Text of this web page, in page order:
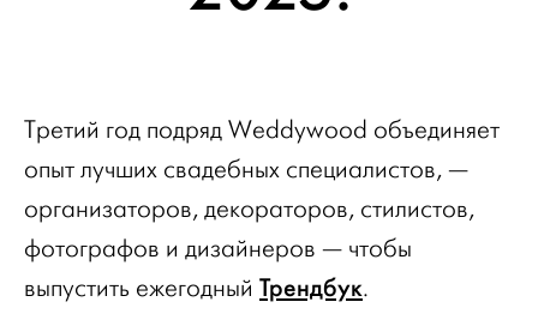
Третий год подряд Weddywood объединяет
опыт лучших свадебных специалистов, —
организаторов, декораторов, стилистов,
фотографов и дизайнеров — чтобы
выпустить ежегодный Трендбук.